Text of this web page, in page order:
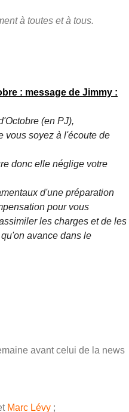
à toutes et à tous.
: message de Jimmy :
(en PJ),
vous soyez à l'écoute de
donc elle néglige votre
d'une préparation
pour vous
les charges et de les
avance dans le
avant celui de la news
Marc Lévy ;